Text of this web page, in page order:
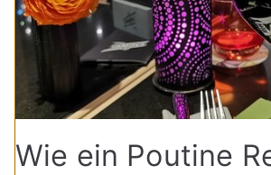
Wie ein Poutine